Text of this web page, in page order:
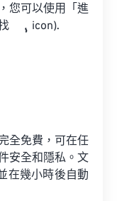
您可以使用「進
icon).
全免費，可在任
安全和隱私。文
在幾小時後自動